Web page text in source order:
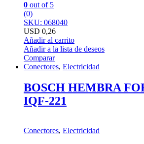
0 out of 5
(0)
SKU: 068040
USD 0,26
Añadir al carrito
Añadir a la lista de deseos
Comparar
Conectores, Electricidad
BOSCH HEMBRA
IQF-221
Conectores, Electricidad